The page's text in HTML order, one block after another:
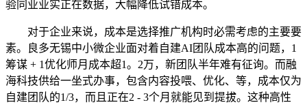
验同业业实正在数据，大幅降低试错成本。
对于企业来说，成本是选择推广机构时必需考虑的主要要
素。良多无锡中小微企业面对着自建AI团队成本高的问题，1
筹谋 + 1优化师月成本超1。2万，新团队半年难有征询。而融
海科技供给一坐式办事，包含内容投喂、优化、等，成本仅为
自建团队的1/3，而且正在2 - 3个月就能见到提拔。这种高性